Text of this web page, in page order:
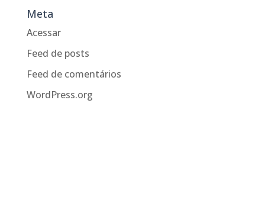
Meta
Acessar
Feed de posts
Feed de comentários
WordPress.org